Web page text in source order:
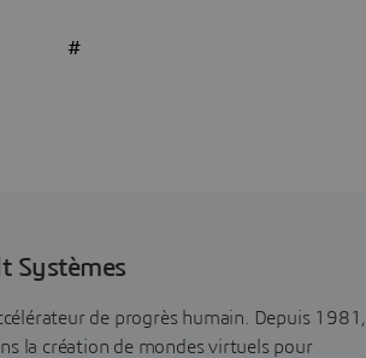
#
Systèmes
de progrès humain. Depuis 1981,
la création de mondes virtuels pour